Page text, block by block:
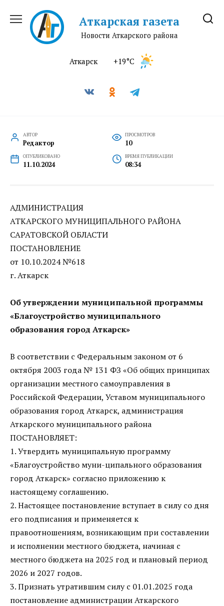
содержанию
Аткарская газета
Новости Аткарского района
Аткарск +19°C
АВТОР
Редактор
ПРОСМОТРОВ
10
ОПУБЛИКОВАНО
11.10.2024
ВРЕМЯ ПУБЛИКАЦИИ
08:34
АДМИНИСТРАЦИЯ
АТКАРСКОГО МУНИЦИПАЛЬНОГО РАЙОНА
САРАТОВСКОЙ ОБЛАСТИ
ПОСТАНОВЛЕНИЕ
от 10.10.2024 №618
г. Аткарск
Об утверждении муниципальной программы
«Благоустройство муниципального
образования город Аткарск»
В соответствии с Федеральным законом от 6
октября 2003 года № 131 ФЗ «Об общих принципах
организации местного самоуправления в
Российской Федерации, Уставом муниципального
образования город Аткарск, администрация
Аткарского муниципального района
ПОСТАНОВЛЯЕТ:
1. Утвердить муниципальную программу
«Благоустройство муни-ципального образования
город Аткарск» согласно приложению к
настоящему соглашению.
2. Настоящее постановление вступает в силу со дня
его подписания и применяется к
правоотношениям, возникающим при составлении
и исполнении местного бюджета, начиная с
местного бюджета на 2025 год и плановый период
2026 и 2027 годов.
3. Признать утратившим силу с 01.01.2025 года
постановление администрации Аткарского